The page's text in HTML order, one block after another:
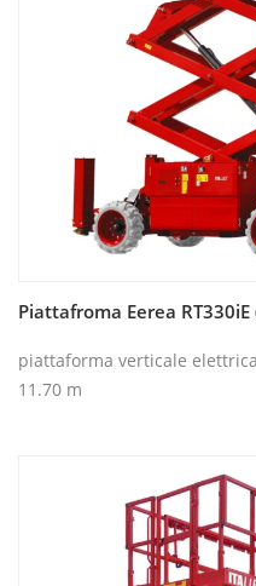
Leggi
Piattafroma Eerea
piattaforma verticale
11.70 m